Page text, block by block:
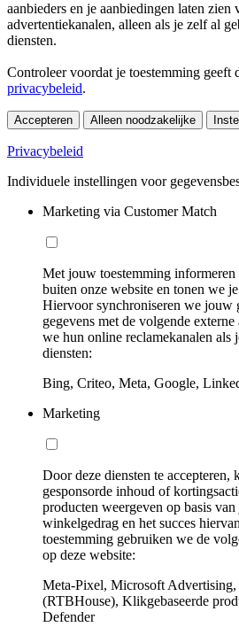
aanbieders en je aanbiedingen laten zien
advertentiekanalen, alleen als je zelf al
diensten.
Controleer voordat je toestemming geeft
privacybeleid.
Accepteren Alleen noodzakelijke
Privacybeleid
Individuele instellingen voor
Marketing via Customer Match
Met jouw toestemming
buiten onze website en tonen we
Hiervoor synchroniseren we jouw
gegevens met de volgende
we hun online reclamekanalen als
diensten:
Bing, Criteo, Meta, Google,
Marketing
Door deze diensten te accepteren,
gesponsorde inhoud of
producten weergeven op basis
winkelgedrag en het succes
toestemming gebruiken we de
op deze website:
Meta-Pixel, Microsoft Advertising,
(RTBHouse), Klikgebaseerde
Defender